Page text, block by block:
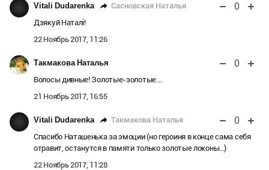
Vitali Dudarenka Сасновская Наталья 0
Дзякуй Наталі!
22 Ноябрь 2017, 11:26
Такмакова Наталья 0
Волосы дивные! Золотые-золотые....
21 Ноябрь 2017, 16:55
Vitali Dudarenka Такмакова Наталья 0
Спасибо Наташенька за эмоции (но героиня в конце сама себя
отравит, останутся в памяти только золотые локоны...)
22 Ноябрь 2017, 11:28